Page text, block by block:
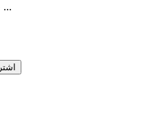
جاري التحميل ...